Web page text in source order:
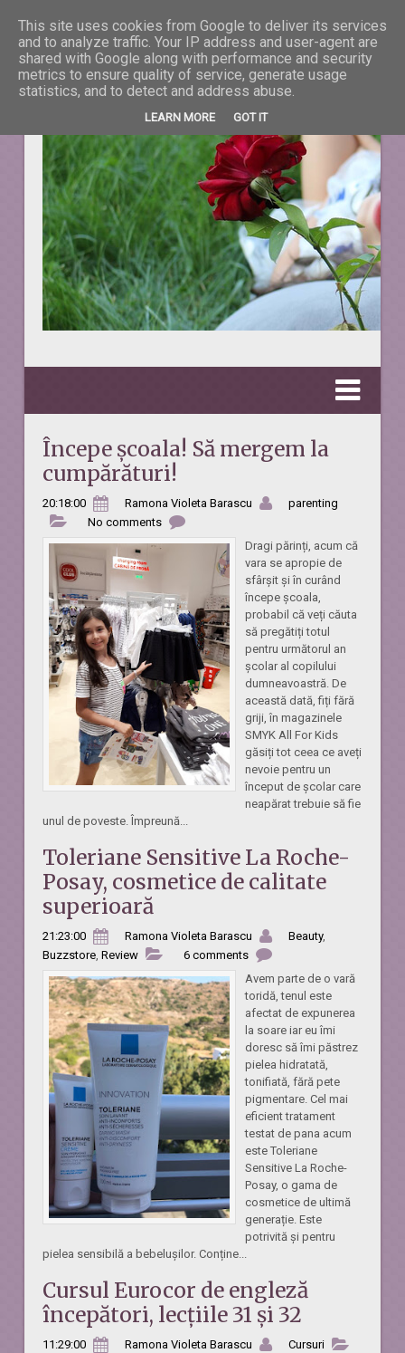
La taifas cu
DESPRE TOT CEEA CE NE ÎNFRUMUSEŢEAZĂ VIAŢA.
Începe școala! Să mergem la
cumpărături!
20:18:00 Ramona Violeta Barascu
parenting
No comments
Dragi părinți, acum că
vara se apropie de
sfârșit și în curând
începe școala,
probabil că veți căuta
să pregătiți totul
pentru următorul an
școlar al copilului
dumneavoastră. De
această dată, fiți fără
griji, în magazinele
SMYK All For Kids
găsiți tot ceea ce aveți
nevoie pentru un
început de școlar care
neapărat trebuie să fie
unul de poveste. Împreună...
Toleriane Sensitive La Roche-
Posay, cosmetice de calitate
superioară
21:23:00 Ramona Violeta Barascu Beauty,
Buzzstore, Review
6 comments
Avem parte de o vară
toridă, tenul este
afectat de expunerea
la soare iar eu îmi
doresc să îmi păstrez
pielea hidratată,
tonifiată, fără pete
pigmentare. Cel mai
eficient tratament
testat de pana acum
este Toleriane
Sensitive La Roche-
Posay, o gama de
cosmetice de ultimă
generație. Este
potrivită și pentru
pielea sensibilă a bebelușilor. Conține...
Cursul Eurocor de engleză
începători, lecțiile 31 și 32
11:29:00 Ramona Violeta Barascu
Cursuri
This site uses cookies from Google to deliver its services
and to analyze traffic. Your IP address and user-agent are
shared with Google along with performance and security
metrics to ensure quality of service, generate usage
statistics, and to detect and address abuse.
LEARN MORE GOT IT